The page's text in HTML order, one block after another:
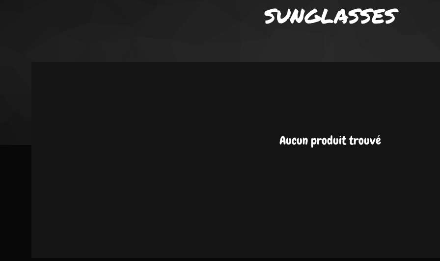
SUNGLASSES
Aucun produit trouvé